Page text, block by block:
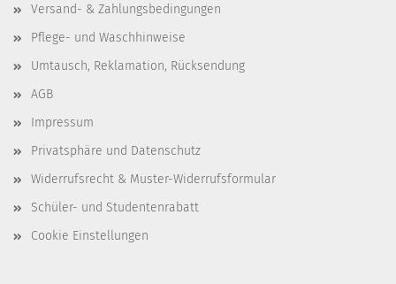
Versand- & Zahlungsbedingungen
Pflege- und Waschhinweise
Umtausch, Reklamation, Rücksendung
AGB
Impressum
Privatsphäre und Datenschutz
Widerrufsrecht & Muster-Widerrufsformular
Schüler- und Studentenrabatt
Cookie Einstellungen